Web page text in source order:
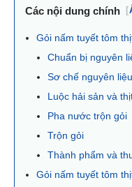
Các nội dung chính [
Gỏi nấm tuyết tôm
Chuẩn bị nguyên
Sơ chế nguyên liệu
Luộc hải sản và
Pha nước trộn gỏi
Trộn gỏi
Thành phẩm và
Gỏi nấm tuyết tôm